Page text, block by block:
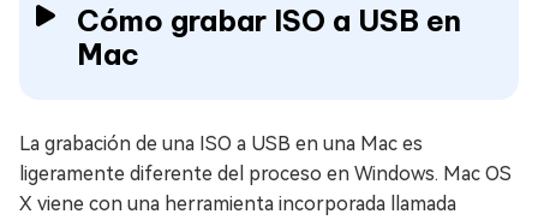
Cómo grabar ISO a USB en
Mac
La grabación de una ISO a USB en una Mac es
ligeramente diferente del proceso en Windows. Mac OS
X viene con una herramienta incorporada llamada